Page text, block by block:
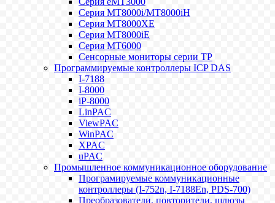
Серия MT8000i/MT8000iH
Серия MT8000XE
Серия MT8000iE
Серия MT6000
Сенсорные мониторы серии TP
Программируемые контроллеры ICP DAS
I-7188
I-8000
iP-8000
LinPAC
ViewPAC
WinPAC
XPAC
uPAC
Промышленное коммуникационное оборудование
Програмируемые коммуникационные
контроллеры (I-752n, I-7188En, PDS-700)
Преобразователи, повторители, шлюзы